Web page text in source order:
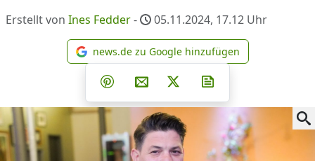
Erstellt von Ines Fedder- 05.11.2024, 17.12 Uhr
news.de zu Google
news.de zu Google hinzufügen
Teilen auf Facebook
Teilen auf Whatsapp
Teilen auf Telegram
Teilen auf Pinterest
Per E-Mail teilen
Post auf X